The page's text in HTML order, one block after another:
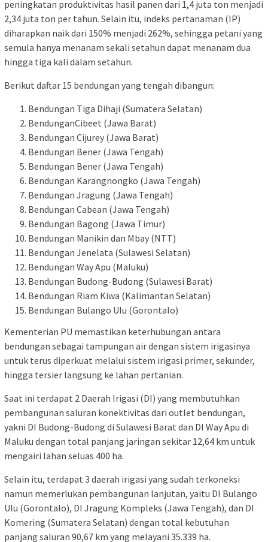
peningkatan produktivitas hasil panen dari 1,4 juta ton menjadi
2,34 juta ton per tahun. Selain itu, indeks pertanaman (IP)
diharapkan naik dari 150% menjadi 262%, sehingga petani yang
semula hanya menanam sekali setahun dapat menanam dua
hingga tiga kali dalam setahun.
Berikut daftar 15 bendungan yang tengah dibangun:
Bendungan Tiga Dihaji (Sumatera Selatan)
BendunganCibeet (Jawa Barat)
Bendungan Cijurey (Jawa Barat)
Bendungan Bener (Jawa Tengah)
Bendungan Bener (Jawa Tengah)
Bendungan Karangnongko (Jawa Tengah)
Bendungan Jragung (Jawa Tengah)
Bendungan Cabean (Jawa Tengah)
Bendungan Bagong (Jawa Timur)
Bendungan Manikin dan Mbay (NTT)
Bendungan Jenelata (Sulawesi Selatan)
Bendungan Way Apu (Maluku)
Bendungan Budong-Budong (Sulawesi Barat)
Bendungan Riam Kiwa (Kalimantan Selatan)
Bendungan Bulango Ulu (Gorontalo)
Kementerian PU memastikan keterhubungan antara
bendungan sebagai tampungan air dengan sistem irigasinya
untuk terus diperkuat melalui sistem irigasi primer, sekunder,
hingga tersier langsung ke lahan pertanian.
Saat ini terdapat 2 Daerah Irigasi (DI) yang membutuhkan
pembangunan saluran konektivitas dari outlet bendungan,
yakni DI Budong-Budong di Sulawesi Barat dan DI Way Apu di
Maluku dengan total panjang jaringan sekitar 12,64 km untuk
mengairi lahan seluas 400 ha.
Selain itu, terdapat 3 daerah irigasi yang sudah terkoneksi
namun memerlukan pembangunan lanjutan, yaitu DI Bulango
Ulu (Gorontalo), DI Jragung Kompleks (Jawa Tengah), dan DI
Komering (Sumatera Selatan) dengan total kebutuhan
panjang saluran 90,67 km yang melayani 35.339 ha.